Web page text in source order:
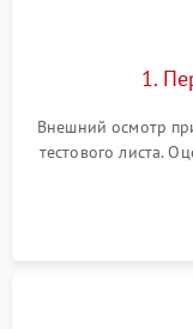
1.
Внешний осмотр
тестового листа.
выявление